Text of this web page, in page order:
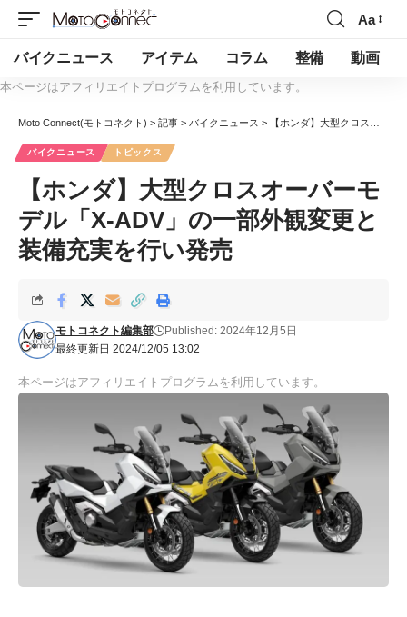
Aa
バイクニュース アイテム コラム 整備 動画
本ページはアフィリエイトプログラムを利用しています。
Moto Connect(モトコネクト) > 記事 > バイクニュース > 【ホンダ】大型クロスオーバーモデル「X-ADV」の一部外観変更と装備充実を行い発売
バイクニュース トピックス
【ホンダ】大型クロスオーバーモ
デル「X-ADV」の一部外観変更と
装備充実を行い発売
最終更新日 2024/12/05 13:02
モトコネクト編集部 Published: 2024年12月5日
本ページはアフィリエイトプログラムを利用しています。